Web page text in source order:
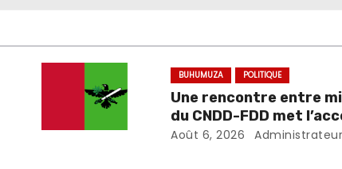
BUHUMUZA POLITIQUE
Une rencontre entre
du CNDD-FDD met
développement et la
Août 6, 2026 Administrateur